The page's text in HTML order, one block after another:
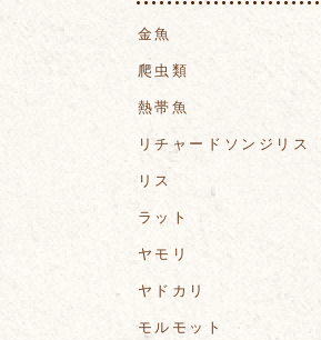
金魚
爬虫類
熱帯魚
リチャードソンジリス
リス
ラット
ヤモリ
ヤドカリ
モルモット